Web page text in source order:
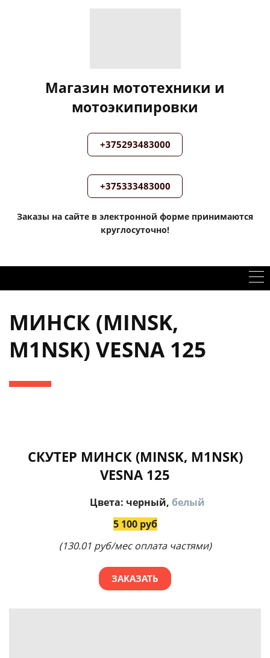
Магазин мототехники и
мотоэкипировки
+375293483000
+375333483000
Заказы на сайте в электронной форме принимаются
круглосуточно!
МИНСК (MINSK,
M1NSK) VESNA 125
СКУТЕР МИНСК (MINSK, M1NSK)
VESNA 125
Цвета: черный, белый
5 100 руб
(130.01 руб/мес оплата частями)
ЗАКАЗАТЬ